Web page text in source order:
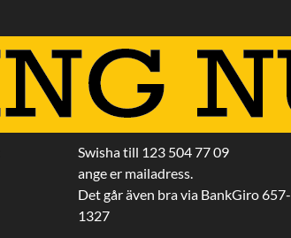
Swisha till 123 504 77 09
ange er mailadress.
Det går även bra via BankGiro 657-
1327